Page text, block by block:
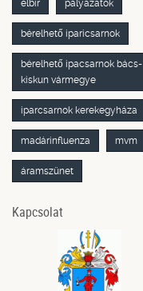
elbir pályázatok
bérelhető iparicsarnok
bérelhető ipacsarnok bács-
kiskun vármegye
iparcsarnok kerekegyháza
madárinfluenza mvm
áramszünet
Kapcsolat